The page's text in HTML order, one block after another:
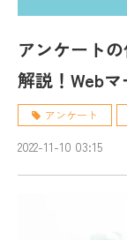
アンケート
解説！Web
アンケート
2022-11-10 03:15